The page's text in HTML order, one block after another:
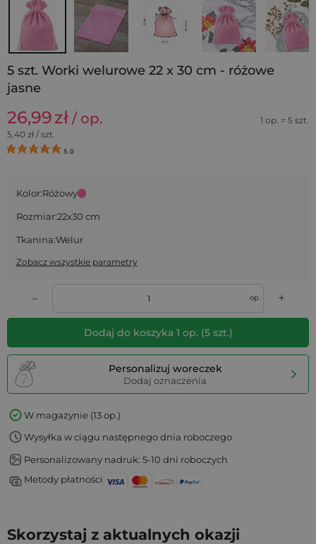
5 szt. Worki welurowe 22 x 30 cm - różowe
jasne
26,99zł / op.
1 op. = 5 szt.
5,40 zł / szt.
5.0
Kolor:Różowy
Rozmiar:22x30 cm
Tkanina:Welur
Zobacz wszystkie parametry
– op. +
Dodaj do koszyka 1 op. (5szt.)
Personalizuj woreczek
Dodaj oznaczenia
W magazynie (13 op.)
Wysyłka w ciągu następnego dnia roboczego
Personalizowany nadruk: 5-10 dni roboczych
Metody płatności
Skorzystaj z aktualnych okazji